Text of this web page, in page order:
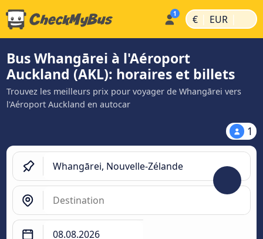
€ | EUR |
Bus Whangārei à l'Aéroport
Auckland (AKL): horaires et billets
Trouvez les meilleurs prix pour voyager de Whangārei vers
l'Aéroport Auckland en autocar
1